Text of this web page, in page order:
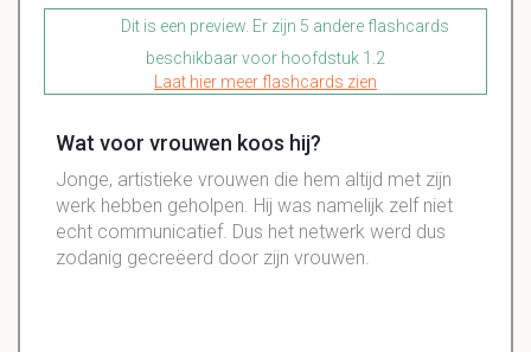
Dit is een preview. Er zijn 5 andere flashcards
beschikbaar voor hoofdstuk 1.2
Laat hier meer flashcards zien
Wat voor vrouwen koos hij?
Jonge, artistieke vrouwen die hem altijd met zijn
werk hebben geholpen. Hij was namelijk zelf niet
echt communicatief. Dus het netwerk werd dus
zodanig gecreëerd door zijn vrouwen.